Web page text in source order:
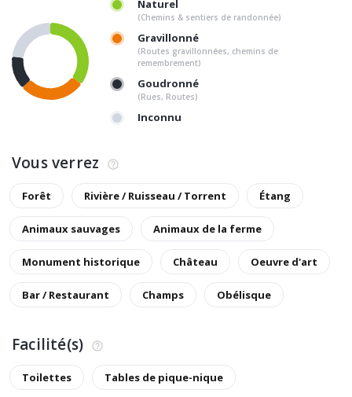
Naturel
(Chemins & sentiers de randonnée)
Gravillonné
(Routes gravillonnées, chemins de
remembrement)
Goudronné
(Rues, Routes)
Inconnu
Vous verrez
Forêt Rivière / Ruisseau / Torrent Étang
Animaux sauvages Animaux de la ferme
Monument historique Château Oeuvre d'art
Bar / Restaurant Champs Obélisque
Facilité(s)
Toilettes Tables de pique-nique